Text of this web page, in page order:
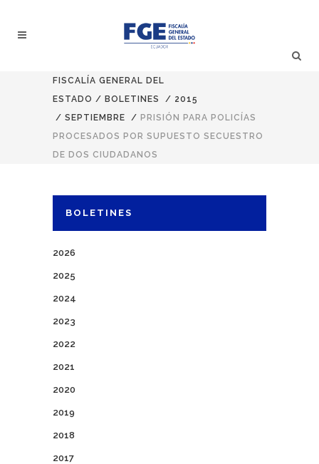
FISCALÍA GENERAL DEL
ESTADO / BOLETINES / 2015
/ SEPTIEMBRE / PRISIÓN PARA POLICÍAS
PROCESADOS POR SUPUESTO SECUESTRO
DE DOS CIUDADANOS
BOLETINES
2026
2025
2024
2023
2022
2021
2020
2019
2018
2017